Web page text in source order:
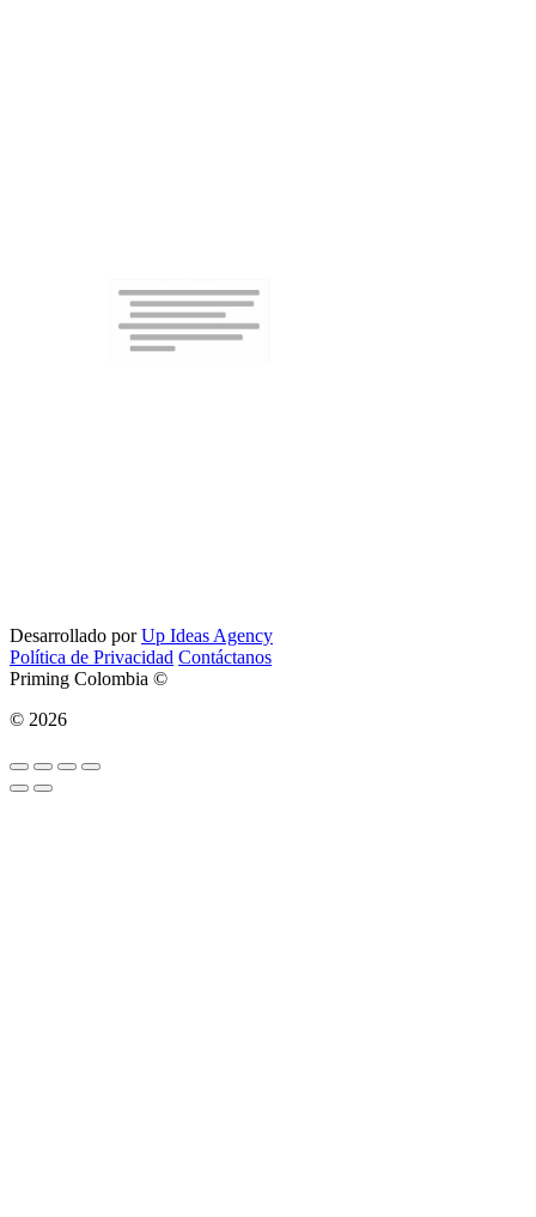
Desarrollado porUp Ideas Agency
Política de Privacidad Contáctanos
Priming Colombia ©
© 2026